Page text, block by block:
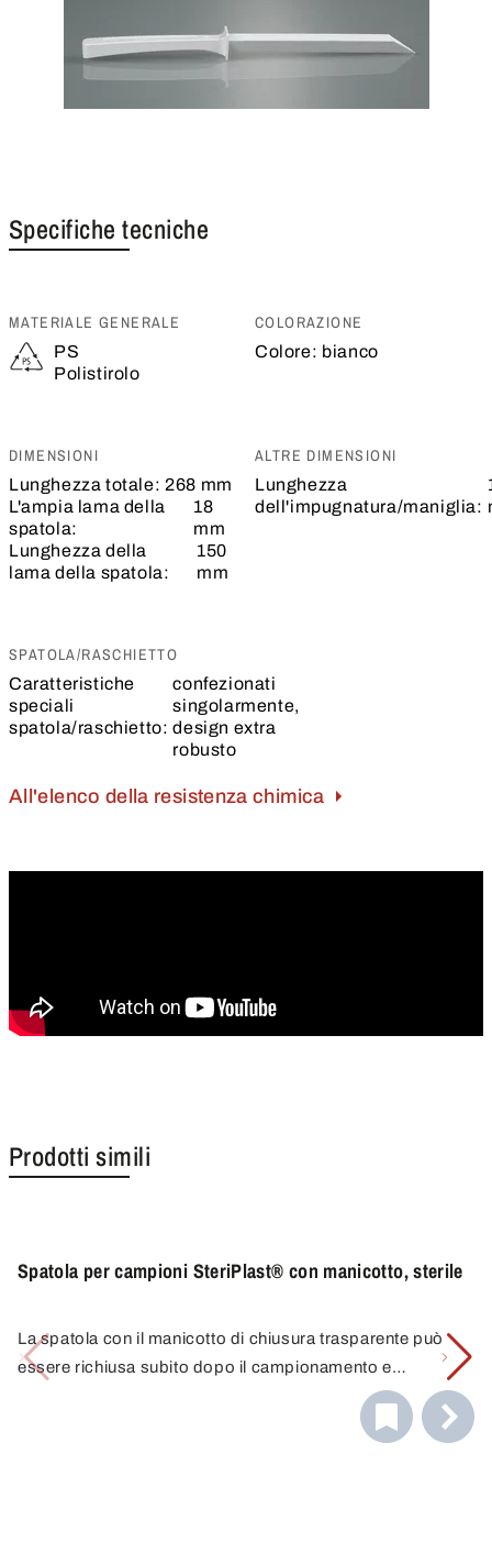
Specifiche tecniche
MATERIALE GENERALE
PS
Polistirolo
COLORAZIONE
Colore: bianco
DIMENSIONI
Lunghezza totale: 268 mm
L'ampia lama della
spatola:
18
mm
Lunghezza della
lama della spatola:
150
mm
ALTRE DIMENSIONI
Lunghezza
dell'impugnatura/maniglia:
SPATOLA/RASCHIETTO
Caratteristiche
speciali
spatola/raschietto:
confezionati
singolarmente,
design extra
robusto
All'elenco della resistenza chimica
Prodotti simili
Spatola per campioni SteriPlast® con manicotto, sterile
La spatola con il manicotto di chiusura trasparente può
essere richiusa subito dopo il campionamento e
l'esclusione della contaminazione può essere